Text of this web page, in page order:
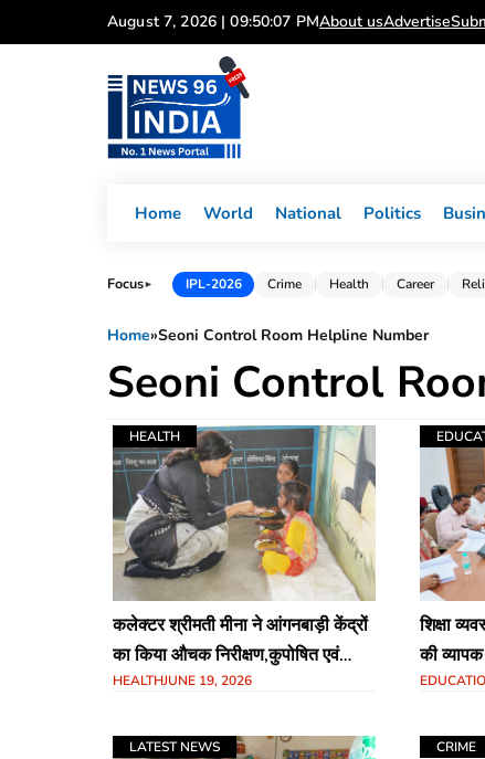
to
August 7, 2026 | 09:50:07 PMAbout usAdvertise
Home World National Politics
Focus► IPL-2026 Crime Health Career
Home»Seoni Control Room Helpline Number
Seoni Control
HEALTH
कलेक्टर श्रीमती मीना ने आंगनबाड़ी केंद्रों
का किया औचक निरीक्षण,कुपोषित एवं
कुपोषण के प्रति संवेदनशील बच्चों के
कार्ययोजना तैयार करने के निर्देश
HEALTHJUNE 19, 2026
शिक्षा
की
LATEST NEWS CRIME